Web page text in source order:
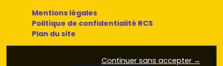
Mentions légales
Politique de confidentialité RCS
Plan du site
Continuer sans accepter →